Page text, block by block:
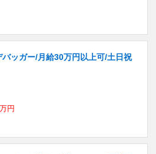
ッガー/月給30万円以上可/土日祝
円